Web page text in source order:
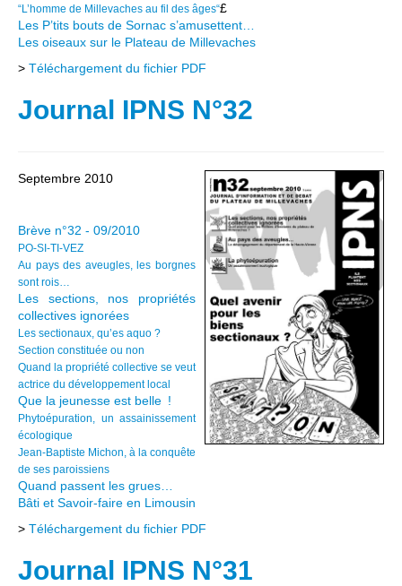
“L’homme de Millevaches au fil des âges“£
Les P’tits bouts de Sornac s’amusettent…
Les oiseaux sur le Plateau de Millevaches
> Téléchargement du fichier PDF
Journal IPNS N°32
Septembre 2010
Brève n°32 - 09/2010
PO-SI-TI-VEZ
Au pays des aveugles, les borgnes
sont rois…
Les sections, nos propriétés
collectives ignorées
Les sectionaux, qu’es aquo ?
Section constituée ou non
Quand la propriété collective se veut
actrice du développement local
Que la jeunesse est belle !
Phytoépuration, un assainissement
écologique
Jean-Baptiste Michon, à la conquête
de ses paroissiens
Quand passent les grues…
Bâti et Savoir-faire en Limousin
> Téléchargement du fichier PDF
Journal IPNS N°31